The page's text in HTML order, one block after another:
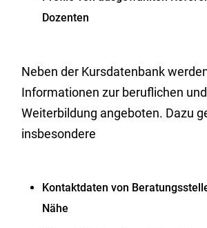
Dozenten
Neben der Kursdatenbank
Informationen zur beruflichen
Weiterbildung angeboten. Dazu
insbesondere
Kontaktdaten von
Nähe